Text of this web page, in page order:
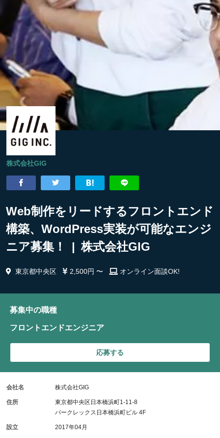
株式会社GIG
Web制作をリードするフロントエンド
構築、WordPress実装が可能なエンジ
ニア募集！ | 株式会社GIG
東京都中央区 2,500円 〜 オンライン面談OK!
募集中の職種
フロントエンドエンジニア
応募する
会社名 株式会社GIG
住所
東京都中央区日本橋浜町1-11-8
パークレックス日本橋浜町ビル 4F
設立 2017年04月